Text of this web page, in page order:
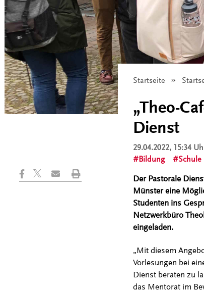
Startseite
„Theo-
Dienst
29.04.2022, 15:34
Bildung
Schule
Der Pastorale
Münster eine
Studenten ins
Netzwerkbüro
eingeladen.
„Mit diesem
Vorlesungen bei
Dienst beraten zu
das Mentorat im